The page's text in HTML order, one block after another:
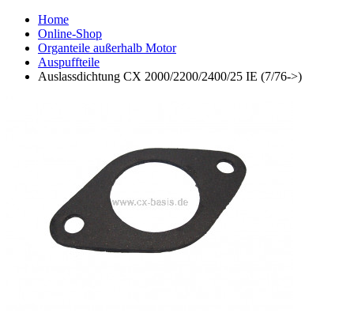
Home
Online-Shop
Organteile außerhalb Motor
Auspuffteile
Auslassdichtung CX 2000/2200/2400/25 IE (7/76->)